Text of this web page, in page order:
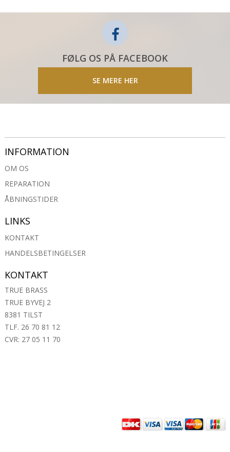
FØLG OS PÅ FACEBOOK
SE MERE HER
INFORMATION
OM OS
REPARATION
ÅBNINGSTIDER
LINKS
KONTAKT
HANDELSBETINGELSER
KONTAKT
TRUE BRASS
TRUE BYVEJ 2
8381 TILST
TLF. 26 70 81 12
CVR: 27 05 11 70